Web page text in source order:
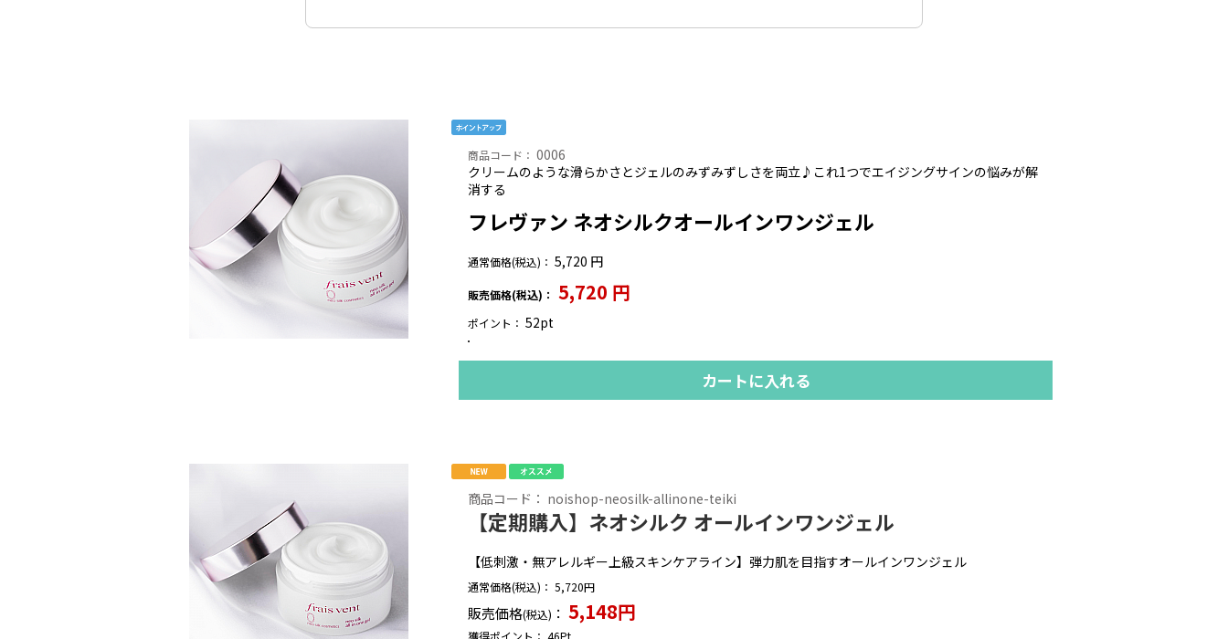
クリームのような滑らかさとジェルのみずみずしさを両立♪これ1つでエイジングサインの悩みが解
消する
フレヴァン ネオシルクオールインワンジェル
商品コード： 0006
通常価格(税込)： 5,720 円
販売価格(税込)： 5,720 円
ポイント： 52pt
カートに入れる
商品コード： noishop-neosilk-allinone-teiki
【定期購入】ネオシルク オールインワンジェル
【低刺激・無アレルギー上級スキンケアライン】弾力肌を目指すオールインワンジェル
通常価格(税込) ： 5,720円
販売価格(税込) ： 5,148円
獲得ポイント： 46Pt